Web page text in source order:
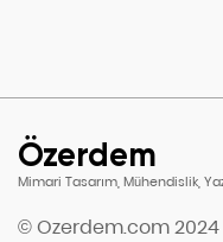
Özerdem
Mimari Tasarım, Mühendislik,
© Ozerdem.com 2024